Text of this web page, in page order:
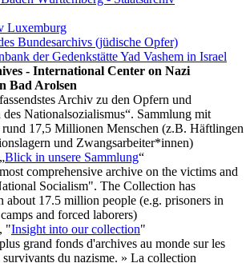
Luxemburg
Bundesarchivs (jüdische Opfer)
der Gedenkstätte Yad Vashem in Israel
- International Center on Nazi
Bad Arolsen
Archiv zu den Opfern und
des Nationalsozialismus“. Sammlung mit
17,5 Millionen Menschen (z.B. Häftlingen
und Zwangsarbeiter*innen)
Blick in unsere Sammlung“
comprehensive archive on the victims and
Socialism". The Collection has
about 17.5 million people (e.g. prisoners in
and forced laborers)
, "Insight into our collection"
grand fonds d'archives au monde sur les
survivants du nazisme. » La collection